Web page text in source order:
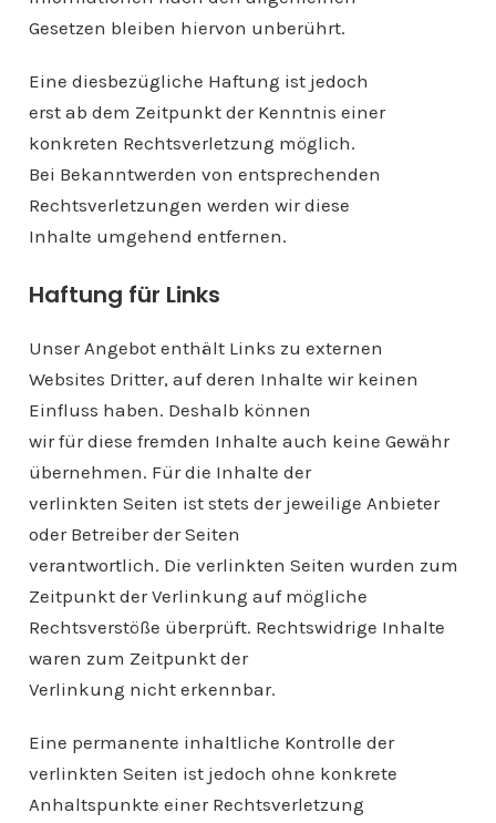
Gesetzen bleiben hiervon unberührt.
Eine diesbezügliche Haftung ist jedoch
erst ab dem Zeitpunkt der Kenntnis einer
konkreten Rechtsverletzung möglich.
Bei Bekanntwerden von entsprechenden
Rechtsverletzungen werden wir diese
Inhalte umgehend entfernen.
Haftung für Links
Unser Angebot enthält Links zu externen
Websites Dritter, auf deren Inhalte wir keinen
Einfluss haben. Deshalb können
wir für diese fremden Inhalte auch keine Gewähr
übernehmen. Für die Inhalte der
verlinkten Seiten ist stets der jeweilige Anbieter
oder Betreiber der Seiten
verantwortlich. Die verlinkten Seiten wurden zum
Zeitpunkt der Verlinkung auf mögliche
Rechtsverstöße überprüft. Rechtswidrige Inhalte
waren zum Zeitpunkt der
Verlinkung nicht erkennbar.
Eine permanente inhaltliche Kontrolle der
verlinkten Seiten ist jedoch ohne konkrete
Anhaltspunkte einer Rechtsverletzung